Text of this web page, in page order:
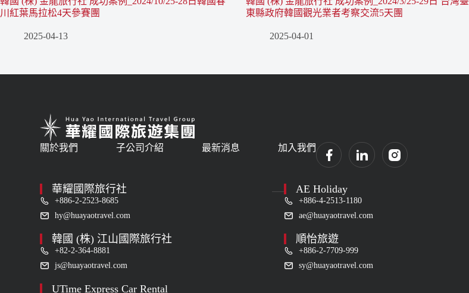
川紅葉馬拉松4天參賽團
2025-04-13
東縣政府韓國觀光業者考察交流5天團
2025-04-01
關於我們 子公司介紹 最新消息 加入我們
華耀國際旅行社
+886-2-2523-8685
hy@huayaotravel.com
AE Holiday
+886-4-2513-1180
ae@huayaotravel.com
韓國 (株) 江山國際旅行社
+82-2-364-8881
js@huayaotravel.com
順怡旅遊
+886-2-7709-999
sy@huayaotravel.com
UTime Express Car Rental